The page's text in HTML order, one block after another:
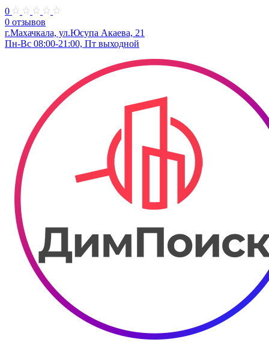
0
0 отзывов
г.Махачкала, ул.Юсупа Акаева, 21
Пн-Вс 08:00-21:00, Пт выходной